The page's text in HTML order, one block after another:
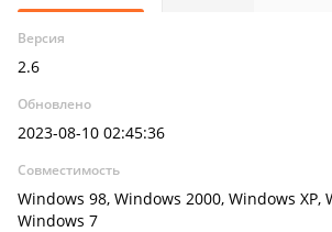
Версия
2.6
Обновлено
2023-08-10 02:45:36
Совместимость
Windows 98, Windows 2000, Windows XP,
Windows 7